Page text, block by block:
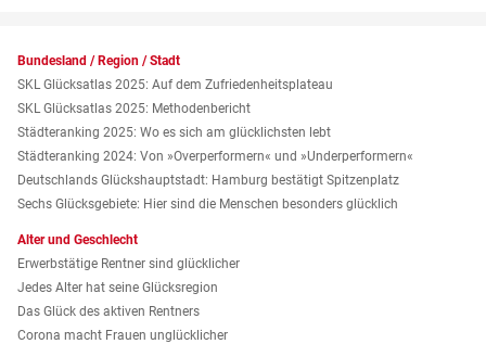
Bundesland / Region / Stadt
SKL Glücksatlas 2025: Auf dem Zufriedenheitsplateau
SKL Glücksatlas 2025: Methodenbericht
Städteranking 2025: Wo es sich am glücklichsten lebt
Städteranking 2024: Von »Over­performern« und »Under­performern«
Deutschlands Glückshauptstadt: Hamburg bestätigt Spitzenplatz
Sechs Glücksgebiete: Hier sind die Menschen besonders glücklich
Alter und Geschlecht
Erwerbstätige Rentner sind glücklicher
Jedes Alter hat seine Glücksregion
Das Glück des aktiven Rentners
Corona macht Frauen unglücklicher